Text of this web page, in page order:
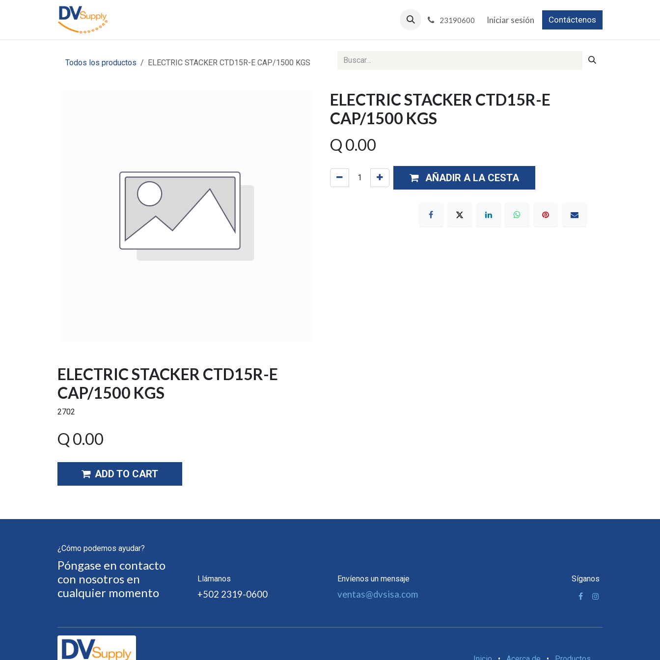
Reportes Web 23190600 Iniciar sesión Contáctenos
Todos los productos ELECTRIC STACKER CTD15R-E CAP/1500 KGS
ELECTRIC STACKER CTD15R-E
CAP/1500 KGS
Q 0.00
AÑADIR A LA CESTA
ELECTRIC STACKER CTD15R-E
CAP/1500 KGS
2702
Q 0.00
ADD TO CART
¿Cómo podemos ayudar?
Póngase en contacto
con nosotros en
cualquier momento
Llámanos
+502 2319-0600
Envíenos un mensaje
ventas@dvsisa.com
Síganos